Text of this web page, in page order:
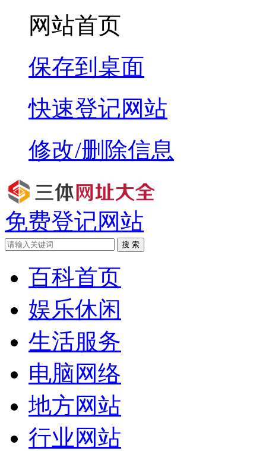
网站首页
保存到桌面
快速登记网站
修改/删除信息
免费登记网站
搜 索
百科首页
娱乐休闲
生活服务
电脑网络
地方网站
行业网站